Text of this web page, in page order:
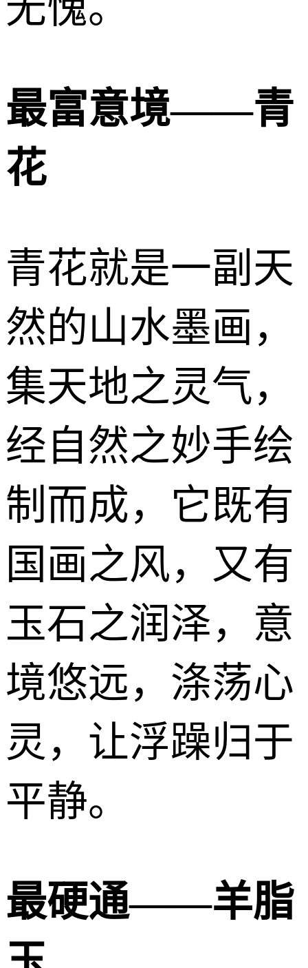
最富意境——青
花
青花就是一副天
然的山水墨画，
集天地之灵气，
经自然之妙手绘
制而成，它既有
国画之风，又有
玉石之润泽，意
境悠远，涤荡心
灵，让浮躁归于
平静。
最硬通——羊脂